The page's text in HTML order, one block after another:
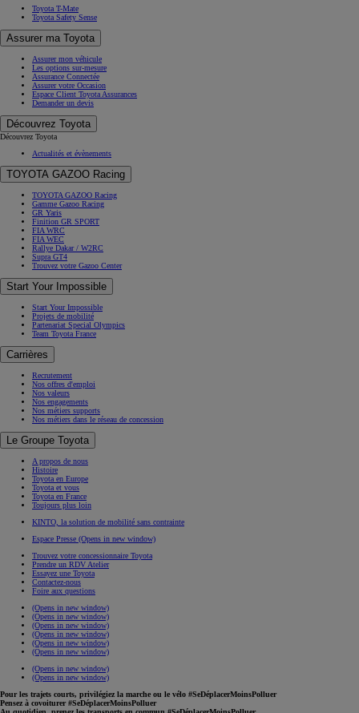
Toyota T-Mate
Toyota Safety Sense
Assurer ma Toyota
Assurer mon véhicule
Les options sur-mesure
Assurance Connectée
Assurer votre Occasion
Espace Client Toyota Assurances
Demander un devis
Découvrez Toyota
Découvrez Toyota
Actualités et évènements
TOYOTA GAZOO Racing
TOYOTA GAZOO Racing
Gamme Gazoo Racing
GR Yaris
Finition GR SPORT
FIA WRC
FIA WEC
Rallye Dakar / W2RC
Supra GT4
Trouvez votre Gazoo Center
Start Your Impossible
Start Your Impossible
Projets de mobilité
Partenariat Special Olympics
Team Toyota France
Carrières
Recrutement
Nos offres d'emploi
Nos valeurs
Nos engagements
Nos métiers supports
Nos métiers dans le réseau de concession
Le Groupe Toyota
A propos de nous
Histoire
Toyota en Europe
Toyota et vous
Toyota en France
Toujours plus loin
KINTO, la solution de mobilité sans contrainte
Espace Presse (Opens in new window)
Trouvez votre concessionnaire Toyota
Prendre un RDV Atelier
Essayez une Toyota
Contactez-nous
Foire aux questions
(Opens in new window)
(Opens in new window)
(Opens in new window)
(Opens in new window)
(Opens in new window)
(Opens in new window)
(Opens in new window)
(Opens in new window)
Pour les trajets courts, privilégiez la marche ou le vélo #SeDéplacerMoinsPolluer
Pensez à covoiturer #SeDéplacerMoinsPolluer